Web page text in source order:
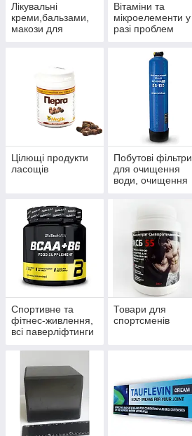
Лікувальні
креми,бальзами,
макози для
Вітаміни та
мікроелементи у
разі проблем
Цілющі продукти
ласощів
Побутові фільтри
для очищення
води, очищення
опалення
Спортивне та
фітнес-живлення,
всі паверліфтинги
тренажери, одяг
Товари для
спортсменів